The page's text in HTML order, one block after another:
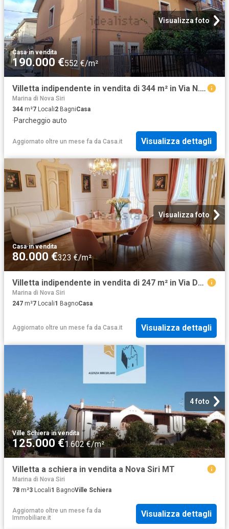
Visualizza foto
Casa·in vendita
190.000 €552 €/m²
Villetta indipendente in vendita di 344 m² in Via N. Gianniti, 49
Marina di Nova Siri
344 m²7 Locali2 BagniCasa
·Parcheggio auto
Aggiornato oltre un mese fa da Casa.it Visualizza dettagli
Visualizza foto
Casa·in vendita
80.000 €323 €/m²
Villetta indipendente in vendita di 247 m² in Via Dante Alighieri, 9
Marina di Nova Siri
247 m²7 Locali1 BagnoCasa
Aggiornato oltre un mese fa da Casa.it Visualizza dettagli
4 foto
Ville Schiera·in vendita
125.000 €1.602 €/m²
Villetta a schiera in vendita a Nova Siri MT
Marina di Nova Siri
78 m²3 Locali1 BagnoVille Schiera
Aggiornato oltre un mese fa da
Immobiliare.it
Visualizza dettagli